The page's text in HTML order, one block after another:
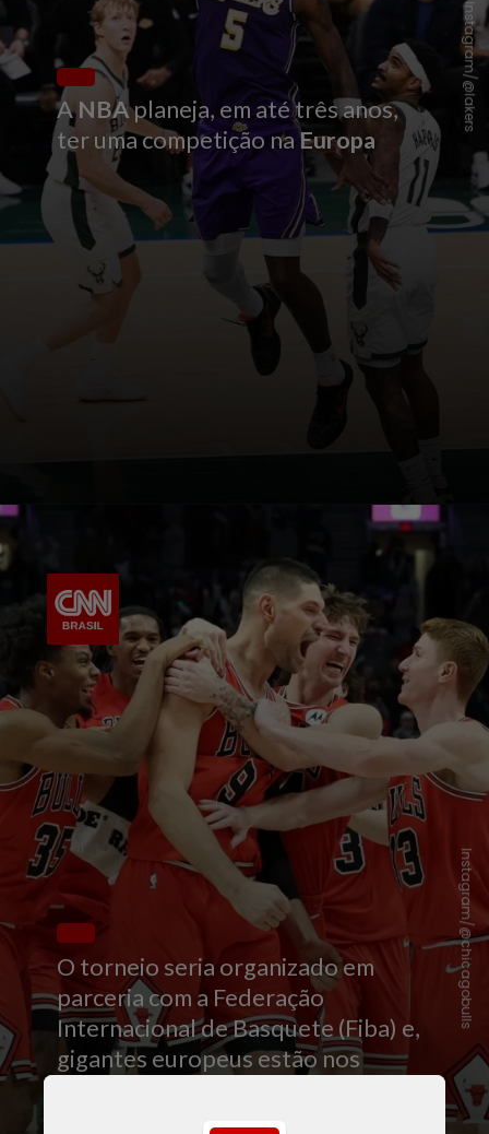
ANBAplaneja, em até três anos,
ter uma competição naEuropa
Instagram/@lakers
O torneio seria organizado em
parceria com a Federação
Internacional de Basquete (Fiba) e,
gigantes europeus estão nos
Instagram/@chicagobulls